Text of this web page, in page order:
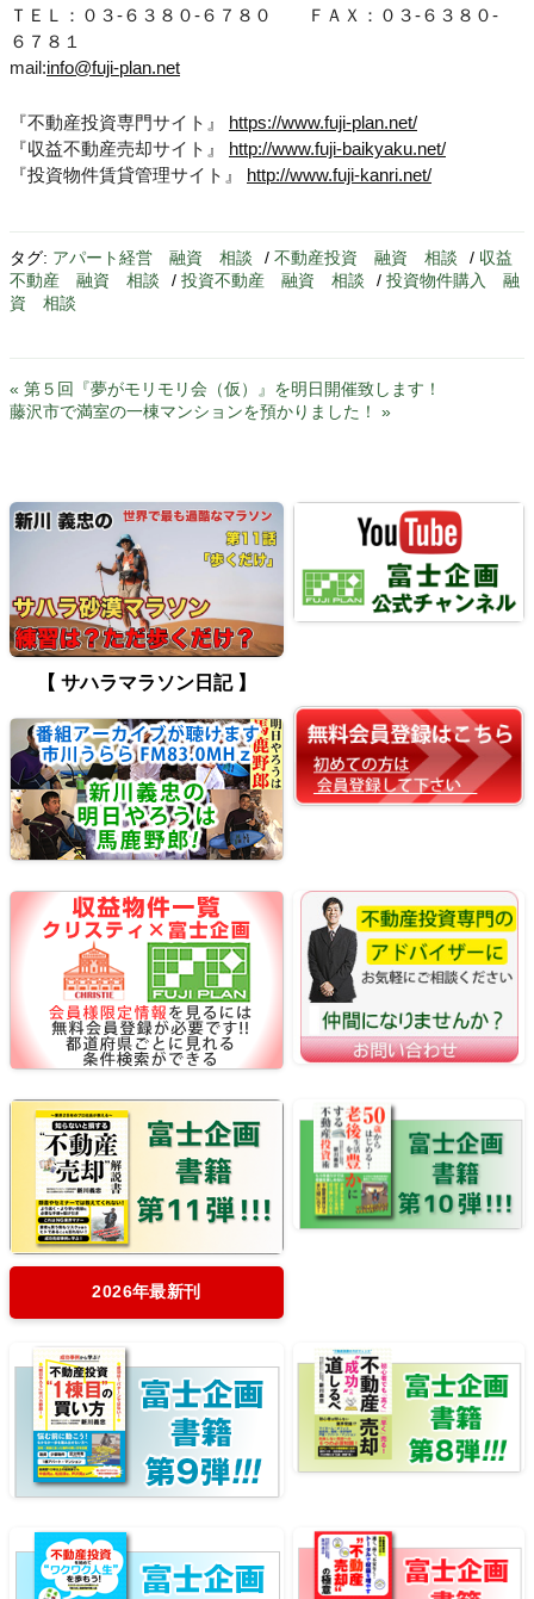
ＴＥＬ：０３-６３８０-６７８０ ＦＡＸ：０３-６３８０-
６７８１
mail:info@fuji-plan.net
『不動産投資専門サイト』 https://www.fuji-plan.net/
『収益不動産売却サイト』 http://www.fuji-baikyaku.net/
『投資物件賃貸管理サイト』 http://www.fuji-kanri.net/
タグ: アパート経営 融資 相談 / 不動産投資 融資 相談 / 収益
不動産 融資 相談
/ 投資不動産 融資 相談 / 投資物件購入 融
資 相談
« 第５回『夢がモリモリ会（仮）』を明日開催致します！
藤沢市で満室の一棟マンションを預かりました！ »
【 サハラマラソン日記 】
2026年最新刊